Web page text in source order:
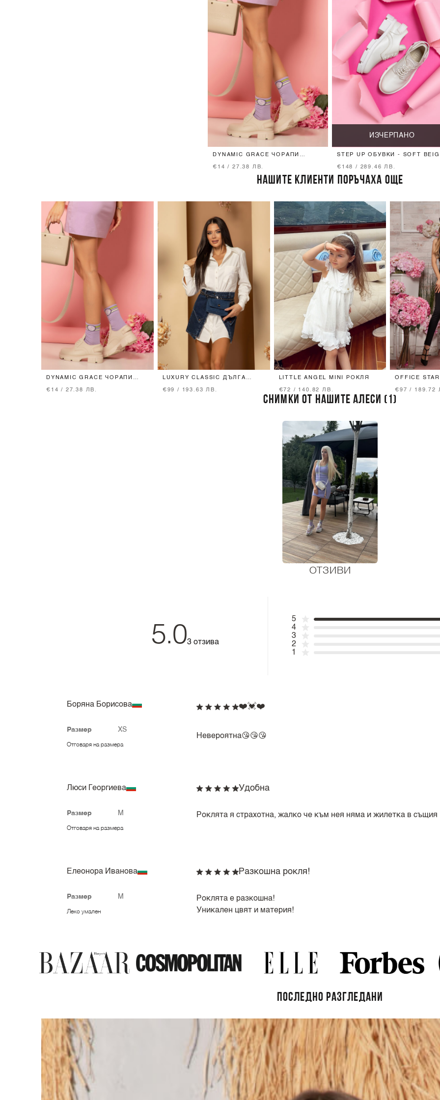
DYNAMIC GRACE ЧОРАПИ
€14 / 27.38 ЛВ.
ИЗЧЕРПАНО
STEP UP ОБУВКИ - SOFT
€148 / 289.46 ЛВ.
НАШИТЕ КЛИЕНТИ ПОРЪЧАХА ОЩЕ
DYNAMIC GRACE ЧОРАПИ
€14 / 27.38 ЛВ.
LUXURY CLASSIC ДЪЛГА
€99 / 193.63 ЛВ.
LITTLE ANGEL MINI РОКЛЯ
€72 / 140.82 ЛВ.
OFFICE
€97 / 189.72
СНИМКИ ОТ НАШИТЕ АЛЕСИ (1)
ОТЗИВИ
5.03 отзива
5
4
3
2
1
Боряна Борисова
Размер XS
Отговаря на размера
❤️💓❤️
Невероятна😘😘😘
Люси Георгиева
Размер M
Отговаря на размера
Удобна
Роклята я страхотна, жалко че към нея няма и жилетка в същия
Елеонора Иванова
Размер M
Леко умален
Разкошна рокля!
Роклята е разкошна!
Уникален цвят и материя!
ПОСЛЕДНО РАЗГЛЕДАНИ